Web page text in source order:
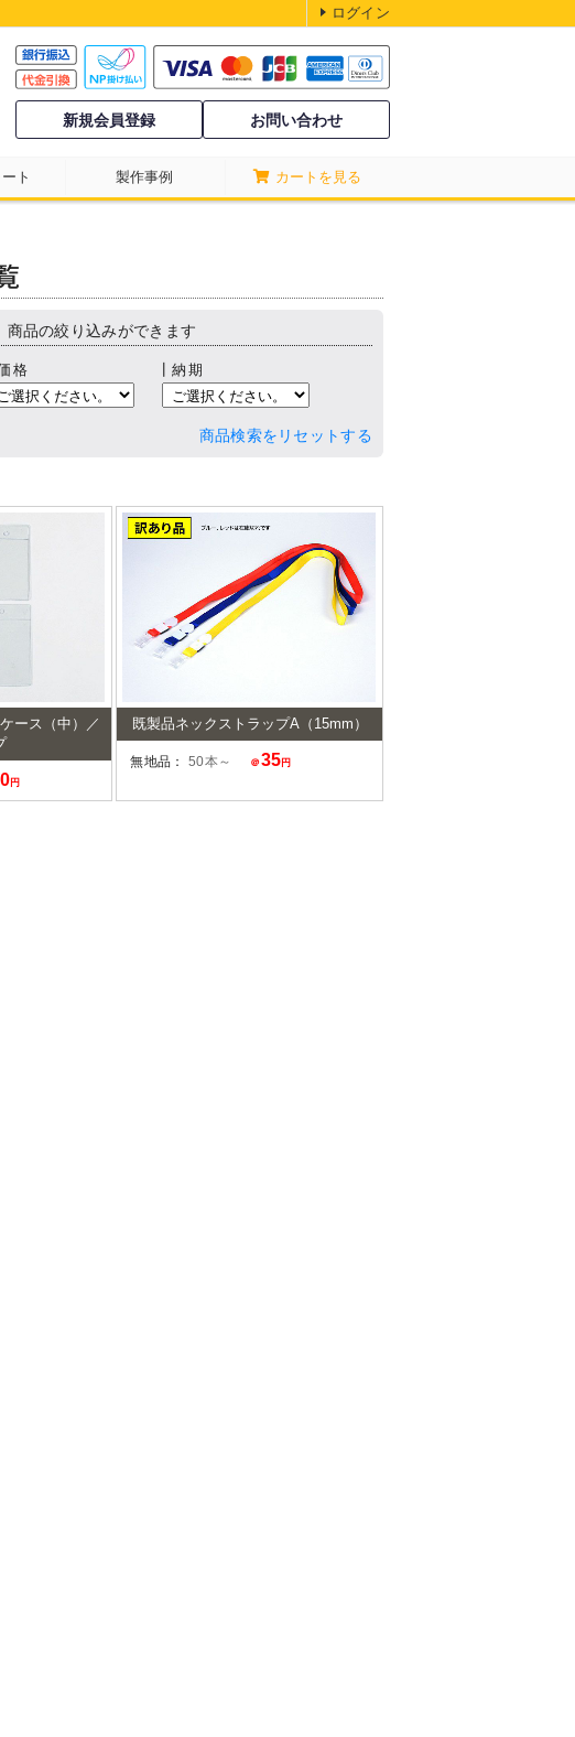
ログイン
新規会員登録 お問い合わせ
ト 製作事例 カートを見る
商品の絞り込みができます
格 ┃納期
商品検索をリセットする
ース（中）／
円
既製品ネックストラップA（15mm）
無地品： 50本～ ＠35 円